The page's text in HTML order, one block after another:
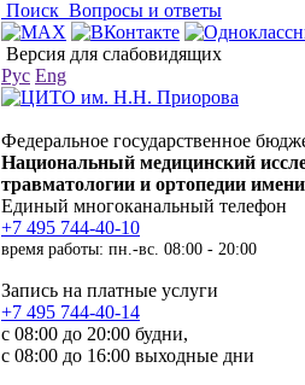
Поиск Вопросы и ответы
Версия для слабовидящих
Рус Eng
Федеральное государственное
Национальный медицинский
травматологии и ортопедии
Единый многоканальный телефон
+7 495 744-40-10
время работы: пн.-вс. 08:00 - 20:00
Запись на платные услуги
+7 495 744-40-14
с 08:00 до 20:00 будни,
с 08:00 до 16:00 выходные дни